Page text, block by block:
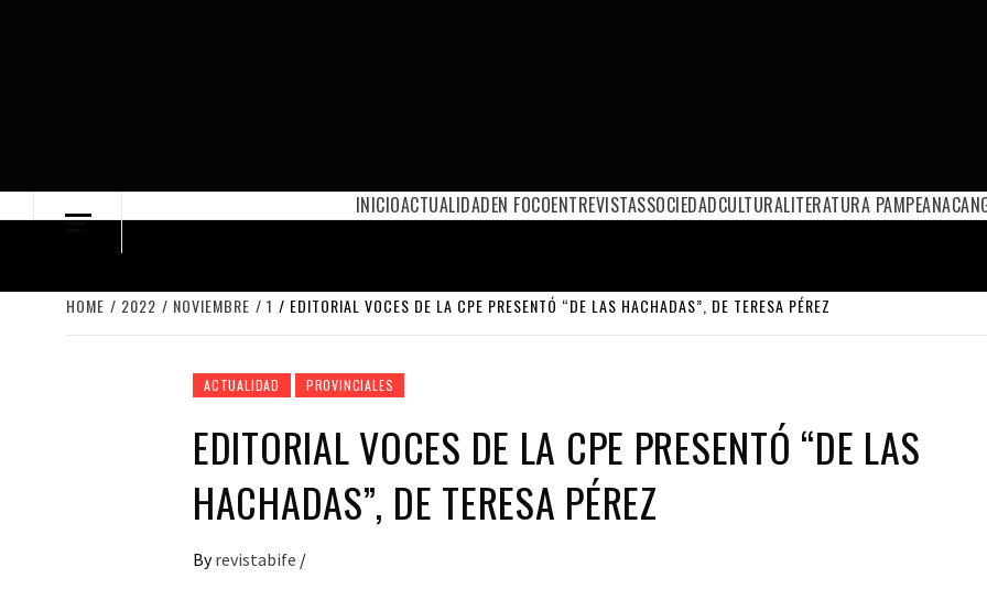
INICIOACTUALIDADEN FOCOENTREVISTASSOCIEDADCULTURALITERATURA PAMPEANA
HOME 2022 NOVIEMBRE 1 EDITORIAL VOCES DE LA CPE PRESENTÓ “DE LAS HACHADAS”, DE TERESA PÉREZ
ACTUALIDAD PROVINCIALES
EDITORIAL VOCES DE LA CPE PRESENTÓ “DE LAS
HACHADAS”, DE TERESA PÉREZ
By revistabife /